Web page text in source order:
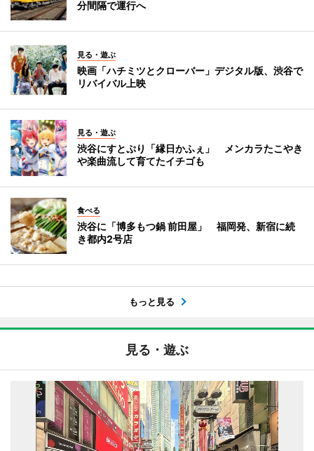
分間隔で運行へ
見る・遊ぶ
映画「ハチミツとクローバー」デジタル版、渋谷で
リバイバル上映
見る・遊ぶ
渋谷にすとぷり「縁日かふぇ」 メンカラたこやき
や楽曲流して育てたイチゴも
食べる
渋谷に「博多もつ鍋 前田屋」 福岡発、新宿に続
き都内2号店
もっと見る
見る・遊ぶ